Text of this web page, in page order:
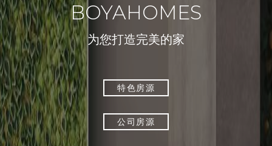
BOYAHOMES
为您打造完美的家
特色房源
公司房源